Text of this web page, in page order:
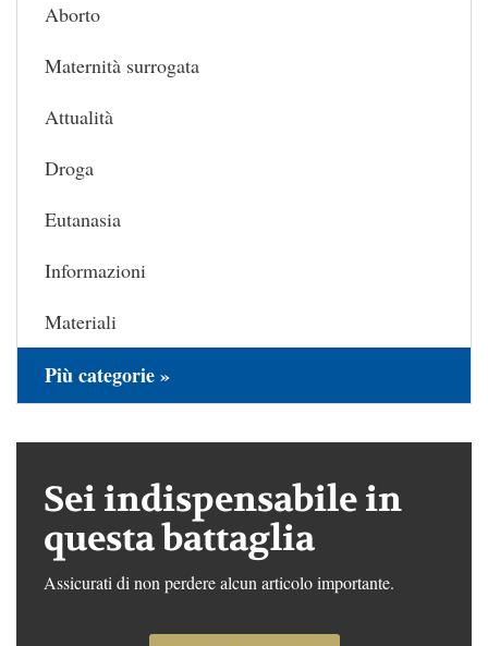
Aborto
Maternità surrogata
Attualità
Droga
Eutanasia
Informazioni
Materiali
Più categorie »
Sei indispensabile in
questa battaglia
Assicurati di non perdere alcun articolo importante.